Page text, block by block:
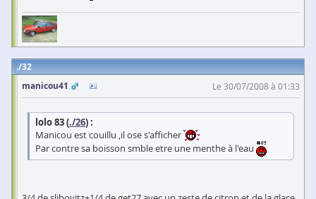
32
manicou41
Le 30/07/2008 à 01:33
lolo 83 (./26) :
Manicou est couillu ,il ose s'afficher
Par contre sa boisson smble etre une menthe à l'eau